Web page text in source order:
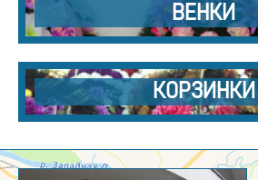
ВЕНКИ
КОРЗИНКИ